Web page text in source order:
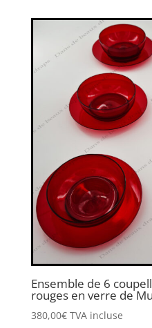
Ensemble de 6
rouges en verre de
380,00€ TVA incluse